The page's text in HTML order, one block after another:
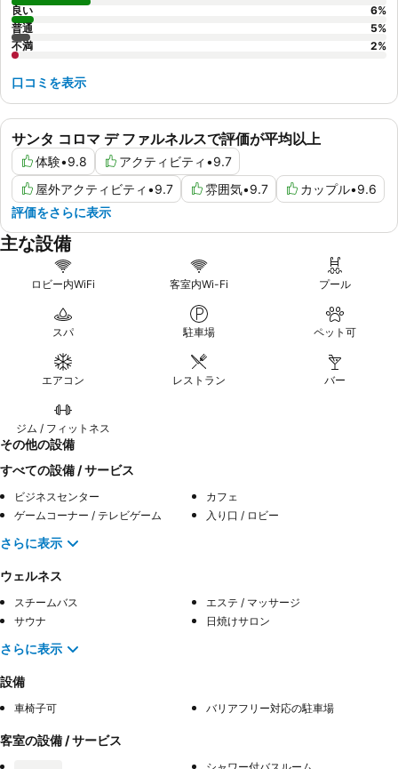
サンタ コロマ デ ファルネルスで評価が平均以上
体験•9.8 アクティビティ •9.7
屋外アクティビティ •9.7 雰囲気•9.7 カップル•9.6
評価をさらに表示
良い
6%
普通
5%
不満
2%
口コミを表示
主な設備
ロビー内WiFi 客室内Wi-Fi プール
スパ 駐車場 ペット可
エアコン レストラン バー
ジム / フィットネス
その他の設備
すべての設備 / サービス
ビジネスセンター
カフェ
ゲームコーナー / テレビゲーム
入り口 / ロビー
さらに表示
ウェルネス
スチームバス
エステ / マッサージ
サウナ
日焼けサロン
さらに表示
設備
車椅子可 バリアフリー対応の駐車場
客室の設備 / サービス